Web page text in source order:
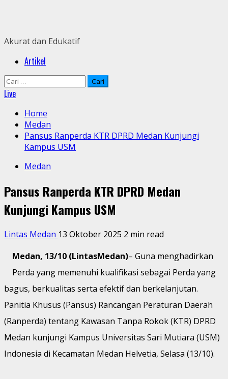
Akurat dan Edukatif
PrimaryArtikel
Cari
untuk:
Live
Home
Medan
Pansus Ranperda KTR DPRD Medan Kunjungi
Kampus USM
Medan
Pansus Ranperda KTR DPRD Medan
Kunjungi Kampus USM
Lintas Medan 13 Oktober 2025 2 min read
Medan, 13/10 (LintasMedan)– Guna menghadirkan
Perda yang memenuhi kualifikasi sebagai Perda yang
bagus, berkualitas serta efektif dan berkelanjutan.
Panitia Khusus (Pansus) Rancangan Peraturan Daerah
(Ranperda) tentang Kawasan Tanpa Rokok (KTR) DPRD
Medan kunjungi Kampus Universitas Sari Mutiara (USM)
Indonesia di Kecamatan Medan Helvetia, Selasa (13/10).